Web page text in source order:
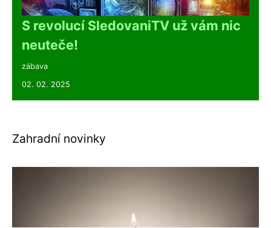
S revolucí SledovaniTV už vám nic
neuteče!
zábava
02. 02. 2025
Zahradní novinky